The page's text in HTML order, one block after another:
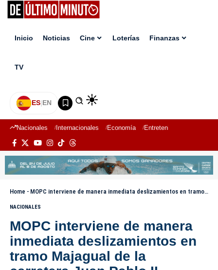
Inicio Noticias Cine Loterías Finanzas
TV
ES|EN
Nacionales Internacionales Economía Entretenimiento
Home - MOPC interviene de manera inmediata deslizamientos en tramo Majagual de la carretera Juan Pablo II
NACIONALES
MOPC interviene de manera
inmediata deslizamientos en
tramo Majagual de la